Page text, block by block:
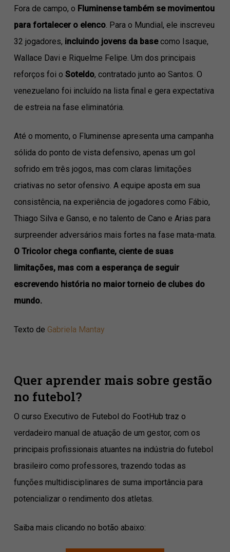
Fora de campo, o Fluminense também se movimentou
para fortalecer o elenco. Para o Mundial, ele inscreveu
32 jogadores, incluindo jovens da basecomo Isaque,
Wallace Davi e Riquelme Felipe. Um dos principais
reforços foi o Soteldo, contratado junto ao Santos. O
venezuelano foi incluído na lista final e gera expectativa
de estreia na fase eliminatória.
Até o momento, o Fluminense apresenta uma campanha
sólida do ponto de vista defensivo, apenas um gol
sofrido em três jogos, mas com claras limitações
criativas no setor ofensivo. A equipe aposta em sua
consistência, na experiência de jogadores como Fábio,
Thiago Silva e Ganso, e no talento de Cano e Arias para
surpreender adversários mais fortes na fase mata-mata.
O Tricolor chega confiante, ciente de suas
limitações, mas com a esperança de seguir
escrevendo história no maior torneio de clubes do
mundo.
Texto de Gabriela Mantay
Quer aprender mais sobre gestão
no futebol?
O curso Executivo de Futebol do FootHub traz o
verdadeiro manual de atuação de um gestor, com os
principais profissionais atuantes na indústria do futebol
brasileiro como professores, trazendo todas as
funções multidisciplinares de suma importância para
potencializar o rendimento dos atletas.
Saiba mais clicando no botão abaixo: